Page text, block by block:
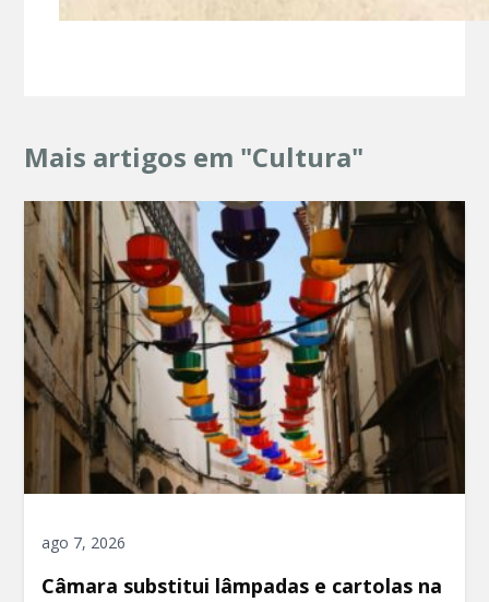
Mais artigos em "Cultura"
ago 7, 2026
Câmara substitui lâmpadas e cartolas na